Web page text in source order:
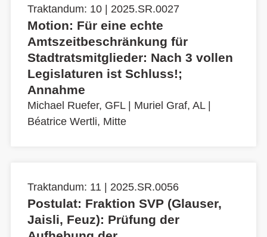
Traktandum: 10 | 2025.SR.0027
Motion: Für eine echte
Amtszeitbeschränkung für
Stadtratsmitglieder: Nach 3 vollen
Legislaturen ist Schluss!;
Annahme
Michael Ruefer, GFL| Muriel Graf, AL|
Béatrice Wertli, Mitte
Traktandum: 11 | 2025.SR.0056
Postulat: Fraktion SVP (Glauser,
Jaisli, Feuz): Prüfung der